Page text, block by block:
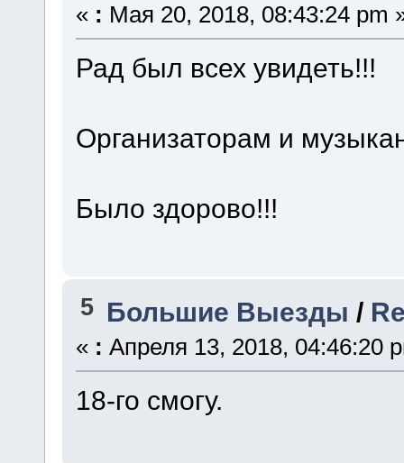
« : Мая 20, 2018, 08:43:24 pm
Рад был всех увидеть!!!
Организаторам и
Было здорово!!!
5 Большие Выезды /
« : Апреля 13, 2018, 04:46:20
18-го смогу.